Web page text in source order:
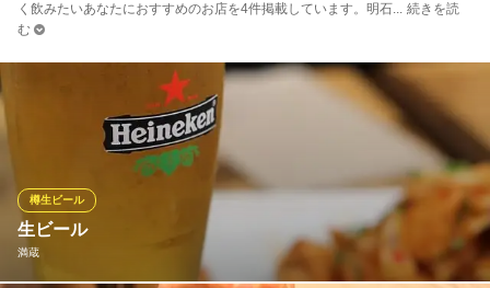
く飲みたいあなたにおすすめのお店を4件掲載しています。明石
続きを読
む
生ビール
満蔵
樽生ビール